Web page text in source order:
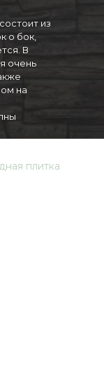
из
о бок,
В
очень
на
плитка